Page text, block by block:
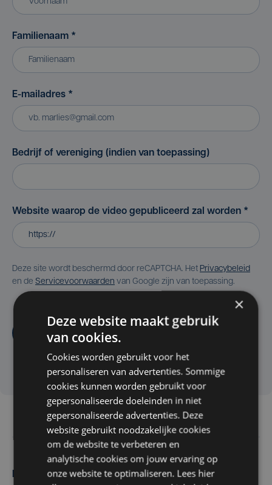
Familienaam *
E-mailadres *
Bedrijf of vereniging (indien van toepassing)
Website waarop de video gepubliceerd zal worden *
Deze site wordt beschermd door reCAPTCHA. Het Privacybeleid
en de Servicevoorwaarden van Google zijn van toepassing.
Aanvragen
Maak zelf het nieuws
×
Deze website maakt gebruik
van cookies.
Cookies worden gebruikt voor het
personaliseren van advertenties. Sommige
cookies kunnen worden gebruikt voor
gepersonaliseerde doeleinden in niet
gepersonaliseerde advertenties. Deze
website gebruikt noodzakelijke cookies
om de website te verbeteren en
analytische cookies om jouw ervaring op
onze website te optimaliseren. Lees hier